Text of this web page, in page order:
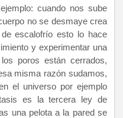
cuando nos sube
no se desmaye crea
escalofrío esto lo hace
y experimentar una
poros están cerrados,
misma razón sudamos,
el universo por ejemplo
es la tercera ley de
una pelota a la pared se